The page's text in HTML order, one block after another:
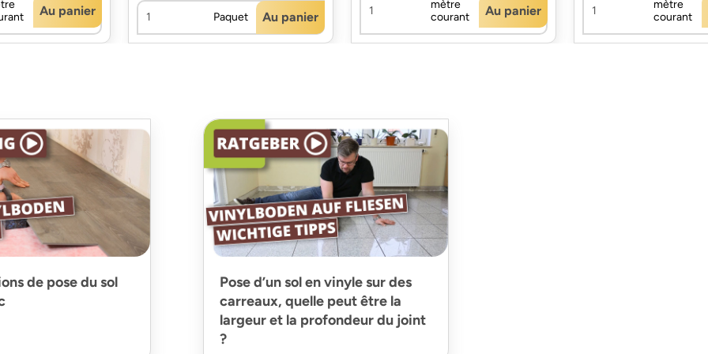
Au panier Paquet Au panier
mètre
courant
Au panier
mètre
courant
de pose du sol
Pose d’un sol en vinyle sur des
carreaux, quelle peut être la
largeur et la profondeur du joint
?